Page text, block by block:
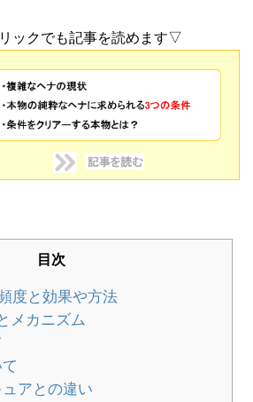
ックでも記事を読めます▽
目次
度と効果や方法
メカニズム
アとの違い